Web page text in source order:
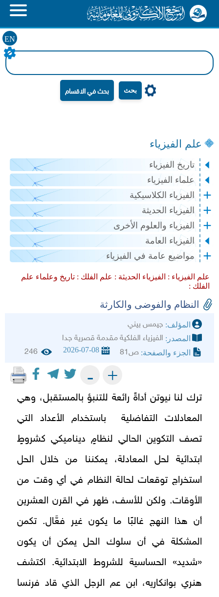
EN
بحث
علم الفيزياء
تاريخ الفيزياء
علماء الفيزياء
الفيزياء الكلاسيكية
الفيزياء الحديثة
الفيزياء والعلوم الأخرى
الفيزياء العامة
مواضيع عامة في الفيزياء
علم الفيزياء : الفيزياء الحديثة : علم الفلك : تاريخ وعلماء علم
الفلك :
النظام والفوضى والكارثة
المؤلف: جيمس بيني
المصدر: الفيزياء الفلكية مقدمة قصرية جدا
الجزء والصفحة: ص81 2026-07-08
246
+
-
ترك لنا نيوتن أداةً رائعة للتنبؤ بالمستقبل، وهي
المعادلات التفاضلية باستخدام الأعداد التي
تصف التكوين الحالي لنظامٍ ديناميكي كشروطٍ
ابتدائية لحل المعادلة، يمكننا من خلال الحل
استخراج توقعات لحالة النظام في أي وقت من
الأوقات. ولكن للأسف، ظهر في القرن العشرين
أن هذا النهج غالبًا ما يكون غير فعَّال. تكمن
المشكلة في أن سلوك الحل يمكن أن يكون
«شديد» الحساسية للشروط الابتدائية. اكتشف
هنري بوانكاريه، ابن عم الرجل الذي قاد فرنسا